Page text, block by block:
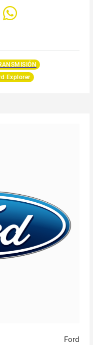
Explorer
Ford